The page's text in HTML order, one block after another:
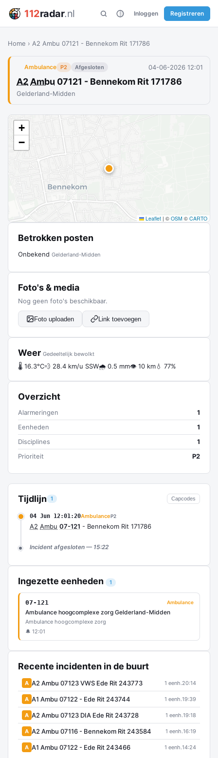
112radar.nl Inloggen Registreren
Home › A2 Ambu 07121 - Bennekom Rit 171786
Ambulance P2 Afgesloten 04-06-2026 12:01
A2 Ambu 07121 - Bennekom Rit 171786
Gelderland-Midden
Tijdlijn 1 Capcodes
04 Jun 12:01:20AmbulanceP2
A2 Ambu 07-121 - Bennekom Rit 171786
Incident afgesloten — 15:22
Ingezette eenheden 1
07-121 Ambulance
Ambulance hoogcomplexe zorg Gelderland-Midden
Ambulance hoogcomplexe zorg
🔔 12:01
Recente incidenten in de buurt
A A2 Ambu 07123 VWS Ede Rit 243773 1 eenh.20:14
A A1 Ambu 07122 - Ede Rit 243744 1 eenh.19:39
A A2 Ambu 07123 DIA Ede Rit 243728 1 eenh.19:18
A A2 Ambu 07116 - Bennekom Rit 243584 1 eenh.16:19
A A1 Ambu 07122 - Ede Rit 243466 1 eenh.14:24
+
−
Leaflet | © OSM © CARTO
Betrokken posten
Onbekend Gelderland-Midden
Foto's & media
Nog geen foto's beschikbaar.
Foto uploaden Link toevoegen
Weer Gedeeltelijk bewolkt
🌡 16.3°C💨 28.4 km/u SSW🌧 0.5 mm👁 10 km💧 77%
Overzicht
Alarmeringen
1
Eenheden
1
Disciplines
1
Prioriteit
P2